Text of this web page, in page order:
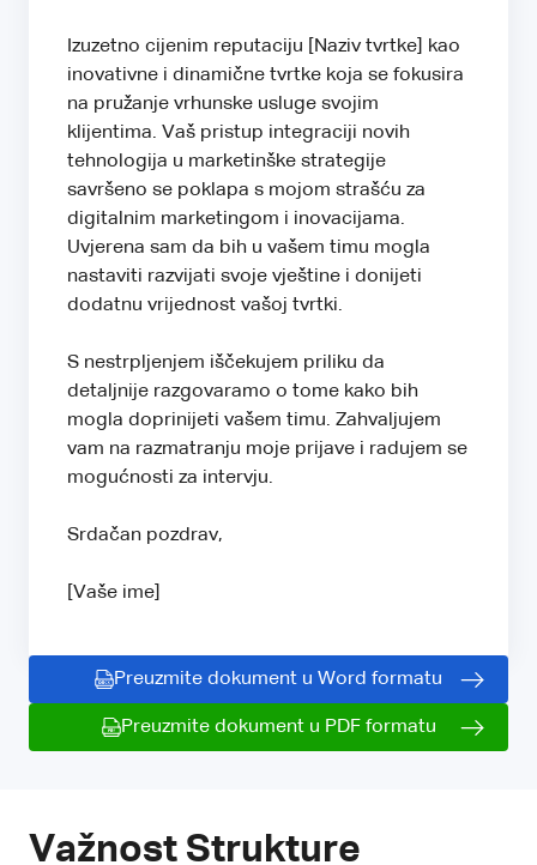
Izuzetno cijenim reputaciju [Naziv tvrtke] kao
inovativne i dinamične tvrtke koja se fokusira
na pružanje vrhunske usluge svojim
klijentima. Vaš pristup integraciji novih
tehnologija u marketinške strategije
savršeno se poklapa s mojom strašću za
digitalnim marketingom i inovacijama.
Uvjerena sam da bih u vašem timu mogla
nastaviti razvijati svoje vještine i donijeti
dodatnu vrijednost vašoj tvrtki.
S nestrpljenjem iščekujem priliku da
detaljnije razgovaramo o tome kako bih
mogla doprinijeti vašem timu. Zahvaljujem
vam na razmatranju moje prijave i radujem se
mogućnosti za intervju.
Srdačan pozdrav,
[Vaše ime]
Preuzmite dokument u Word formatu
Preuzmite dokument u PDF formatu
Važnost Strukture